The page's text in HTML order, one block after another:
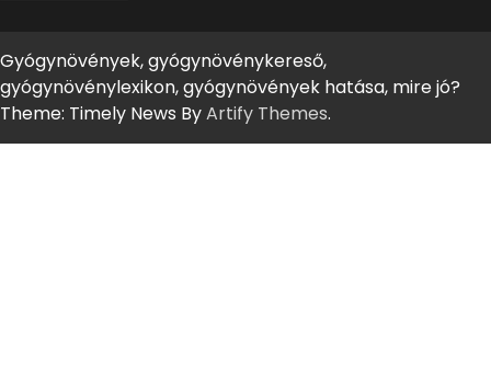
Gyógynövények, gyógynövénykereső,
gyógynövénylexikon, gyógynövények hatása, mire jó?
Theme: Timely News ByArtify Themes.